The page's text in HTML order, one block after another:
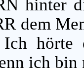
hinter
dem
hörte
ich